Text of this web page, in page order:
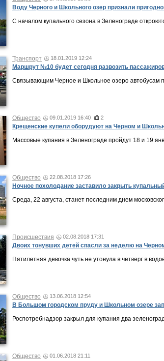
Воду Черного и Школьного озер признали
С началом купального сезона в Зеленограде
Транспорт 18.01.2019 12:24
Маршрут №10 будет сегодня развозить
Связывающим Черное и Школьное озеро автобусам
Общество 09.01.2019 16:40 2
Крещенские купели оборудуют на Черном и
Массовые купания в Зеленограде пройдут 18 и 19
Общество 22.08.2018 17:26
Ночное похолодание заставило закрыть
Среда, 22 августа, станет последним днем
Происшествия 02.08.2018 17:31
Двоих тонувших детей спасли за неделю на
Пятилетняя девочка чуть не утонула в четверг в
Общество 13.06.2018 12:54
В Большом городском пруду и Школьном озере
Роспотребнадзор закрыл для купания два
Общество 01.06.2018 21:11